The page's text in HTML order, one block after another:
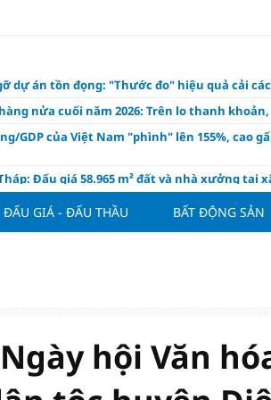
dự án tồn đọng: "Thước đo" hiệu quả cải
nửa cuối năm 2026: Trên lo thanh
GDP của Việt Nam "phình" lên 155%, cao
Đấu giá 58.965 m² đất và nhà xưởng tại
Đình Bắc tỏa sáng với cú đúp giúp tuyển
Cup 2026
nay, xem tử vi 12 con giáp hôm nay ngày 8/
thuận lợi
ĐẤU GIÁ - ĐẤU THẦU BẤT ĐỘNG SẢN
hội Văn